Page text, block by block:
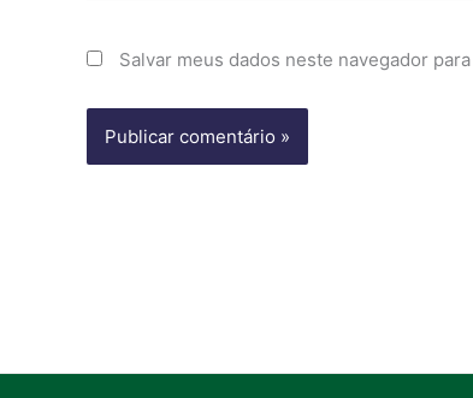
Salvar meus dados neste navegador